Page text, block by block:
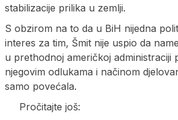
stabilizacije prilika u zemlji.
S obzirom na to da u BiH nijedna
interes za tim, Šmit nije uspio da
u prethodnoj američkoj administraciji
njegovim odlukama i načinom
samo povećala.
Pročitajte još: